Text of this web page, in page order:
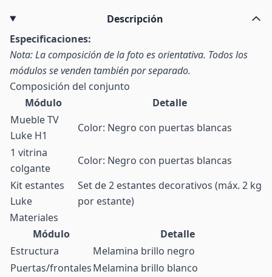
Descripción
Especificaciones:
Nota: La composición de la foto es orientativa. Todos los
módulos se venden también por separado.
Composición del conjunto
Módulo
Detalle
Mueble TV
Luke H1
Color: Negro con puertas blancas
1 vitrina
colgante
Color: Negro con puertas blancas
Kit estantes
Luke
Set de 2 estantes decorativos (máx. 2 kg
por estante)
Materiales
Módulo
Detalle
Estructura
Melamina brillo negro
Puertas/frontalesMelamina brillo blanco